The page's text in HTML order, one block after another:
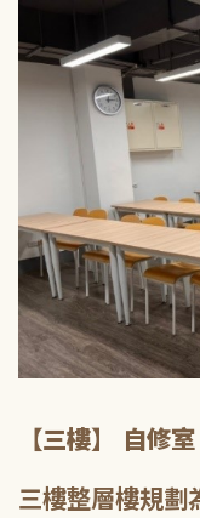
【三樓】 自修
三樓整層樓規劃